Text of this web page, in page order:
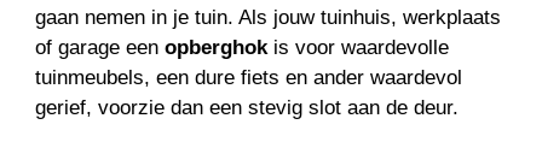
gaan nemen in je tuin. Als jouw tuinhuis, werkplaats
of garage eenopberghokis voor waardevolle
tuinmeubels, een dure fiets en ander waardevol
gerief, voorzie dan een stevig slot aan de deur.